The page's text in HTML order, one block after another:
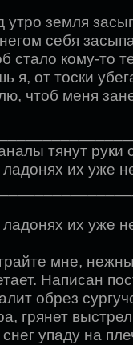
утро земля
себя
стало кому-то
я, от тоски
чтоб меня
тянут руки
их уже
их уже
мне,
Написан
обрез
грянет
упаду на